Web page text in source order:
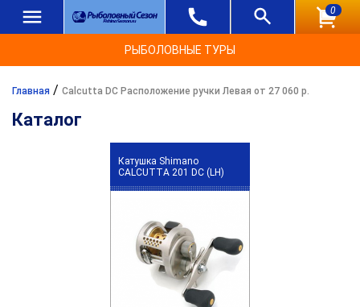
0
РЫБОЛОВНЫЕ ТУРЫ
Главная / Calcutta DC Расположение ручки Левая от 27 060 р.
Каталог
Катушка Shimano
CALCUTTA 201 DC (LH)